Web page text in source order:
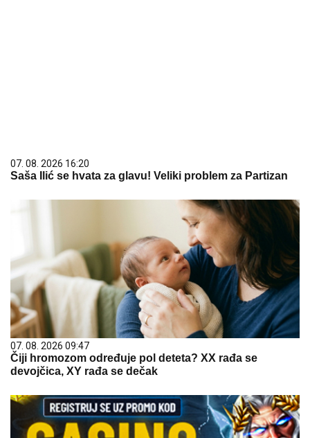
07. 08. 2026 16:20
Saša Ilić se hvata za glavu! Veliki problem za Partizan
07. 08. 2026 09:47
Čiji hromozom određuje pol deteta? XX rađa se
devojčica, XY rađa se dečak